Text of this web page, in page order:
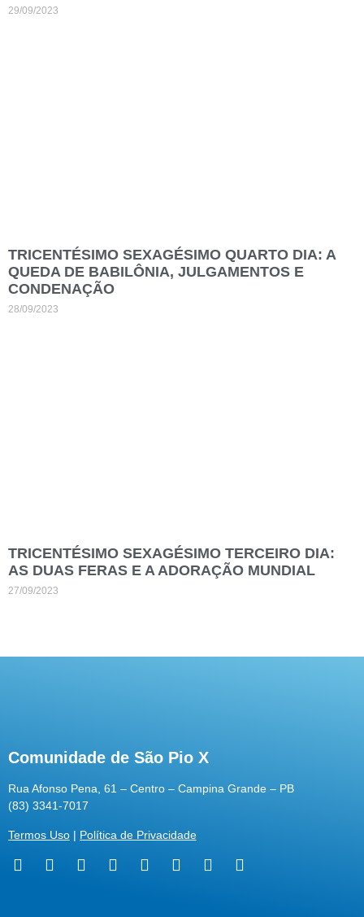
29/09/2023
TRICENTÉSIMO SEXAGÉSIMO QUARTO DIA: A
QUEDA DE BABILÔNIA, JULGAMENTOS E
CONDENAÇÃO
28/09/2023
TRICENTÉSIMO SEXAGÉSIMO TERCEIRO DIA:
AS DUAS FERAS E A ADORAÇÃO MUNDIAL
27/09/2023
Comunidade de São Pio X
Rua Afonso Pena, 61 – Centro – Campina Grande – PB
(83) 3341-7017
Termos Uso | Política de Privacidade